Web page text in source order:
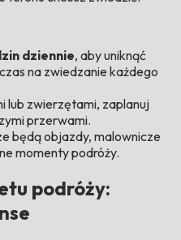
dziennie, aby uniknąć
na zwiedzanie każdego
lub zwierzętami, zaplanuj
przerwami.
będą objazdy, malownicze
momenty podróży.
podróży: